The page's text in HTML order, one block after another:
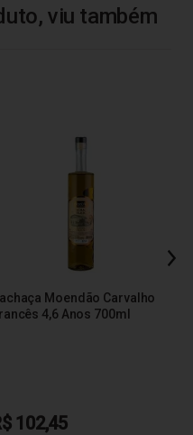
viu também
Moendão Carvalho
4,6 Anos 700ml
102,45